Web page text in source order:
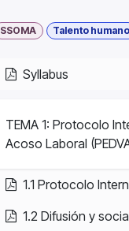
SSOMA Talento humano
Syllabus
TEMA 1: Protocolo
Acoso Laboral
1.1 Protocolo
1.2 Difusión y